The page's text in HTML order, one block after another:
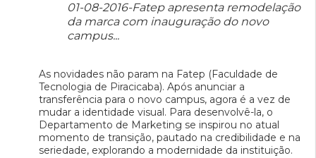
01-08-2016-Fatep apresenta remodelação
da marca com inauguração do novo
campus...
As novidades não param na Fatep (Faculdade de
Tecnologia de Piracicaba). Após anunciar a
transferência para o novo campus, agora é a vez de
mudar a identidade visual. Para desenvolvê-la, o
Departamento de Marketing se inspirou no atual
momento de transição, pautado na credibilidade e na
seriedade, explorando a modernidade da instituição.